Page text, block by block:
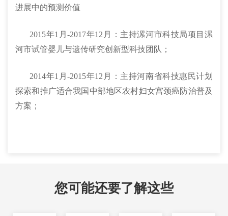
进展中的预测价值
2015年1月-2017年12月：主持漯河市科技局项目漯
河市试管婴儿与遗传研究创新型科技团队；
2014年1月-2015年12月：主持河南省科技惠民计划
探索和推广适合我国中部地区农村妇女宫颈癌防治普及
方案；
您可能还要了解这些